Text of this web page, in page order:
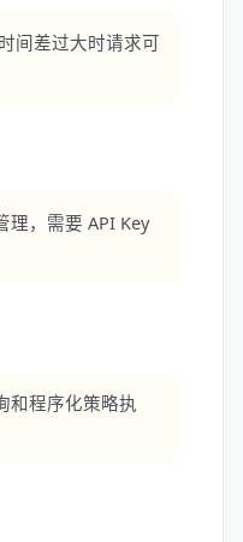
间差过大时请求可
理，需要 API Key
和程序化策略执